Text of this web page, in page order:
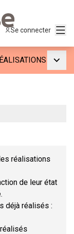
Se connecter
réalisations
de leur état
déjà réalisés :